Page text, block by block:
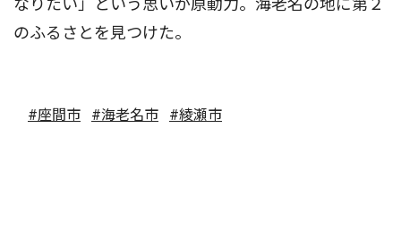
なりたい」という思いが原動力。海老名の地に第２
のふるさとを見つけた。
#座間市 #海老名市 #綾瀬市